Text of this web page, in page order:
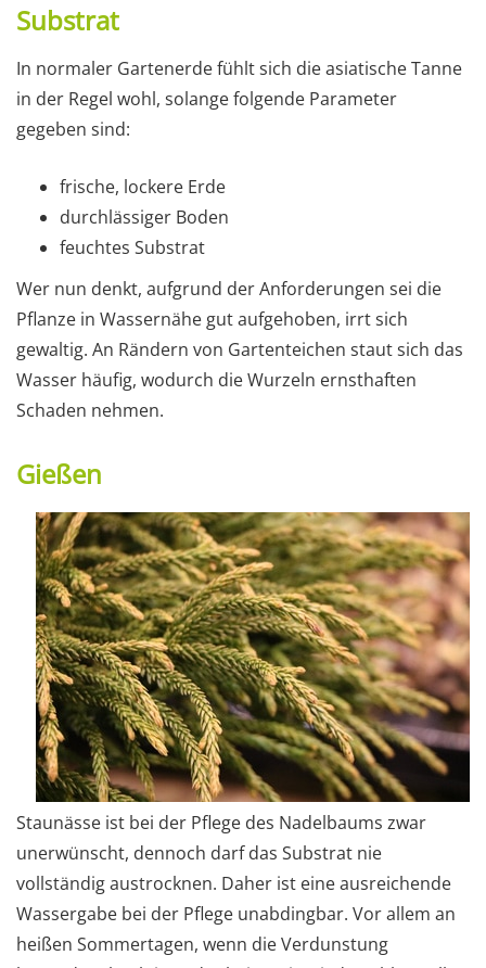
Substrat
In normaler Gartenerde fühlt sich die asiatische Tanne
in der Regel wohl, solange folgende Parameter
gegeben sind:
frische, lockere Erde
durchlässiger Boden
feuchtes Substrat
Wer nun denkt, aufgrund der Anforderungen sei die
Pflanze in Wassernähe gut aufgehoben, irrt sich
gewaltig. An Rändern von Gartenteichen staut sich das
Wasser häufig, wodurch die Wurzeln ernsthaften
Schaden nehmen.
Gießen
Staunässe ist bei der Pflege des Nadelbaums zwar
unerwünscht, dennoch darf das Substrat nie
vollständig austrocknen. Daher ist eine ausreichende
Wassergabe bei der Pflege unabdingbar. Vor allem an
heißen Sommertagen, wenn die Verdunstung